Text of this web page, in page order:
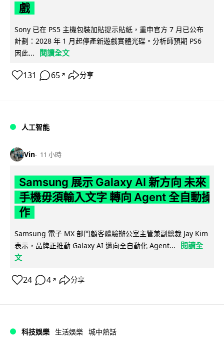
戲
Sony 已在 PS5 主機包裝加貼提示貼紙，重申官方 7 月已公布
計劃：2028 年 1 月起停產新遊戲實體光碟。分析師預期 PS6
因此...
閱讀全文
131 65 ↗ 分享
人工智能
Vin 11 小時
Samsung 展示 Galaxy AI 新方向 未來
手機毋須輸入文字 轉向 Agent 全自動操
作
Samsung 電子 MX 部門顧客體驗辦公室主管兼副總裁 Jay Kim
表示，品牌正推動 Galaxy AI 邁向全自動化 Agent...
閱讀全
文
24 4 ↗ 分享
科技娛樂 生活娛樂 城中熱話